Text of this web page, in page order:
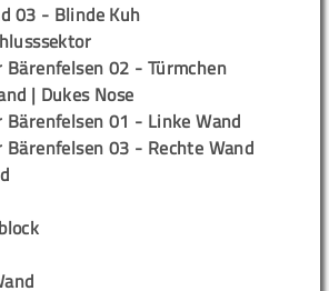
03 - Blinde Kuh
Bärenfelsen 02 - Türmchen
| Dukes Nose
Bärenfelsen 01 - Linke Wand
Bärenfelsen 03 - Rechte Wand